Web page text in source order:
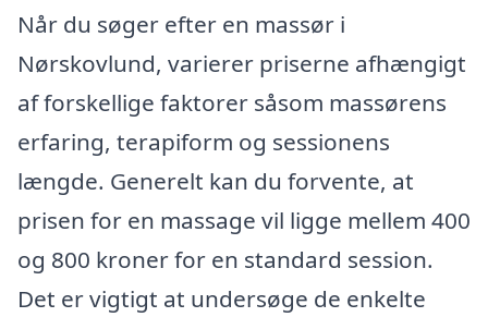
Når du søger efter en massør i
Nørskovlund, varierer priserne afhængigt
af forskellige faktorer såsom massørens
erfaring, terapiform og sessionens
længde. Generelt kan du forvente, at
prisen for en massage vil ligge mellem 400
og 800 kroner for en standard session.
Det er vigtigt at undersøge de enkelte